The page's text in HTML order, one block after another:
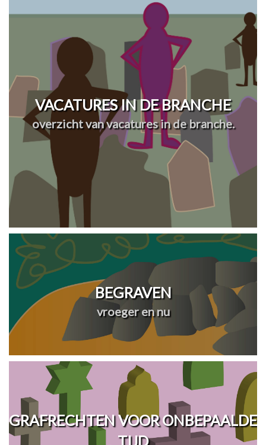
VACATURES IN DE BRANCHE
overzicht van vacatures in de branche.
BEGRAVEN
vroeger en nu
GRAFRECHTEN VOOR ONBEPAALDE
TIJD